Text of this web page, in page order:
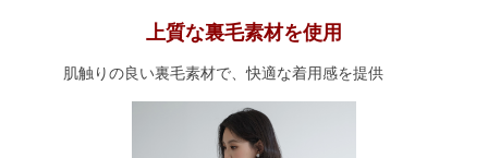
上質な裏毛素材を使用
肌触りの良い裏毛素材で、快適な着用感を提供